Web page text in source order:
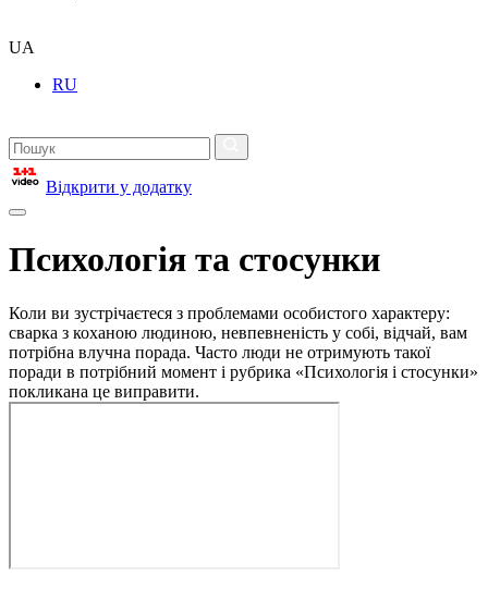
UA
RU
Відкрити у додатку
Психологія та стосунки
Коли ви зустрічаєтеся з проблемами особистого характеру:
сварка з коханою людиною, невпевненість у собі, відчай, вам
потрібна влучна порада. Часто люди не отримують такої
поради в потрібний момент і рубрика «Психологія і стосунки»
покликана це виправити.